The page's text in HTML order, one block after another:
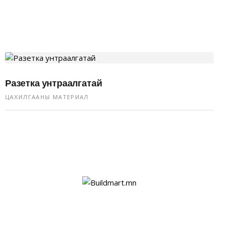
Разетка унтраалгатай
ЦАХИЛГААНЫ МАТЕРИАЛ